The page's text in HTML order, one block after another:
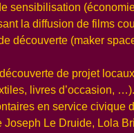
sensibilisation
la diffusion de films
découverte (maker
de projet
livres d’occasion, …).
en service civique
Le Druide, Lola